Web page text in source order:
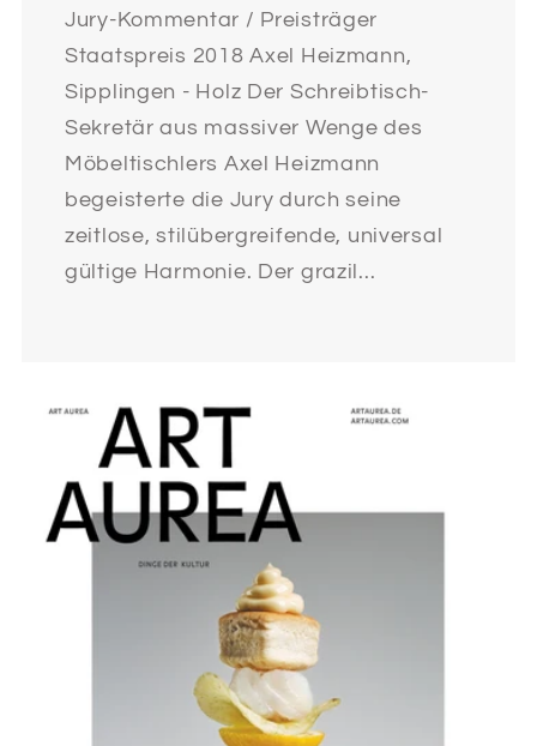
Jury-Kommentar / Preisträger
Staatspreis 2018 Axel Heizmann,
Sipplingen - Holz Der Schreibtisch-
Sekretär aus massiver Wenge des
Möbeltischlers Axel Heizmann
begeisterte die Jury durch seine
zeitlose, stilübergreifende, universal
gültige Harmonie. Der grazil...